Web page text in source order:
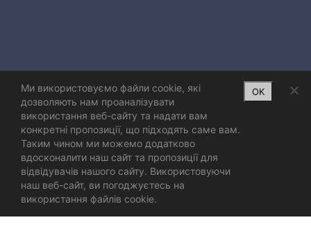
Ми використовуємо файли cookie, які
дозволяють нам проаналізувати
використання веб-сайту та надати вам
конкретні пропозиції, що підходять саме вам.
Таким чином ми можемо додатково
вдосконалити наш сайт та пропозиції для
відвідувачів нашого сайту. Використовуючи
наш веб-сайт, ви погоджуєтесь на
використання файлів cookie.
OK